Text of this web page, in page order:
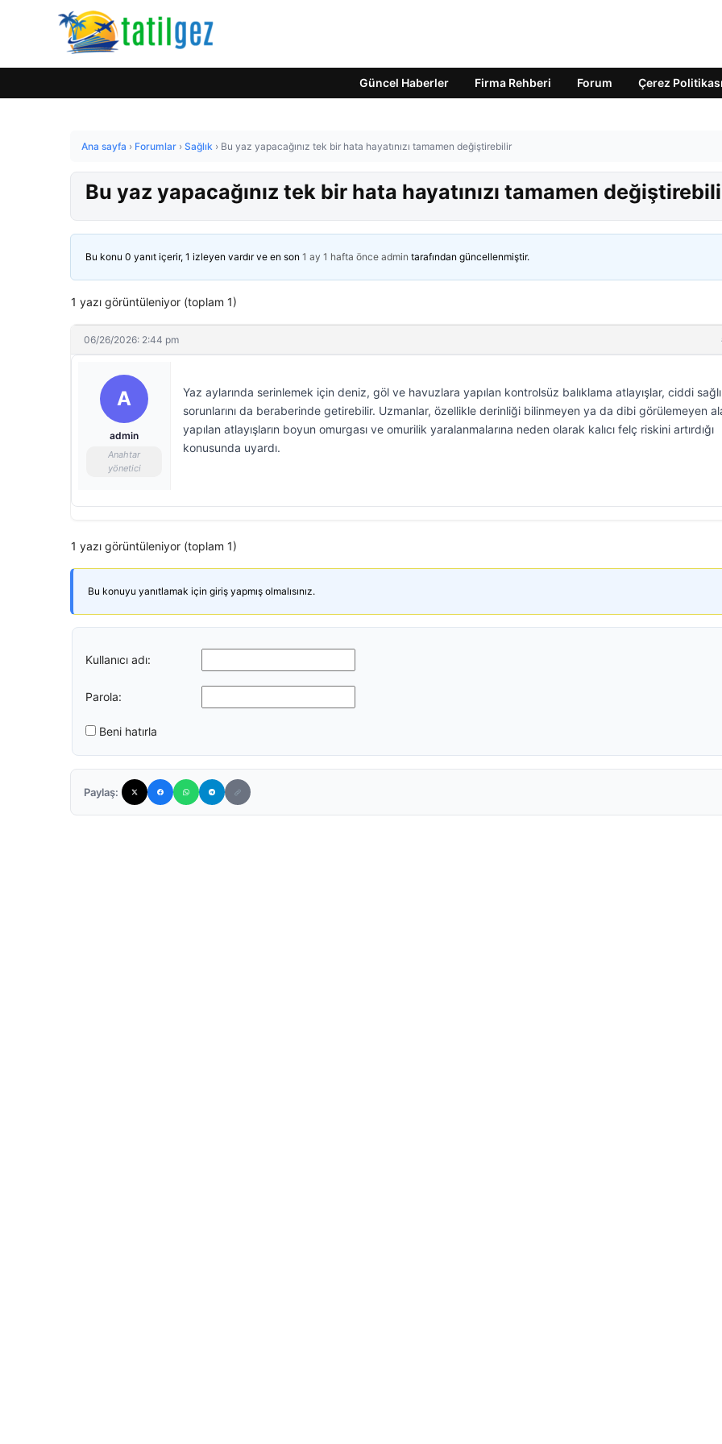
Güncel Haberler Firma Rehberi Forum Çerez Politikası
Ana sayfa › Forumlar › Sağlık › Bu yaz yapacağınız tek bir hata hayatınızı tamamen değiştirebilir
Bu yaz yapacağınız tek bir hata hayatınızı tamamen
Bu konu 0 yanıt içerir, 1 izleyen vardır ve en son 1 ay 1 hafta önce admin tarafından güncellenmiştir.
1 yazı görüntüleniyor (toplam 1)
06/26/2026: 2:44 pm
A
admin
Anahtar
yönetici
Yaz aylarında serinlemek için deniz, göl ve havuzlara yapılan kontrolsüz balıklama atlayışlar, ciddi
sorunlarını da beraberinde getirebilir. Uzmanlar, özellikle derinliği bilinmeyen ya da dibi görülemeyen
yapılan atlayışların boyun omurgası ve omurilik yaralanmalarına neden olarak kalıcı felç riskini artırdığı
konusunda uyardı.
1 yazı görüntüleniyor (toplam 1)
Bu konuyu yanıtlamak için giriş yapmış olmalısınız.
Kullanıcı adı:
Parola:
Beni hatırla
Paylaş: